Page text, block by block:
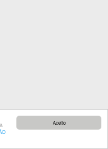
Aceito